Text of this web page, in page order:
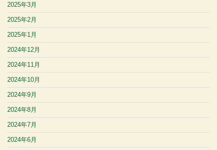
2025年3月
2025年2月
2025年1月
2024年12月
2024年11月
2024年10月
2024年9月
2024年8月
2024年7月
2024年6月